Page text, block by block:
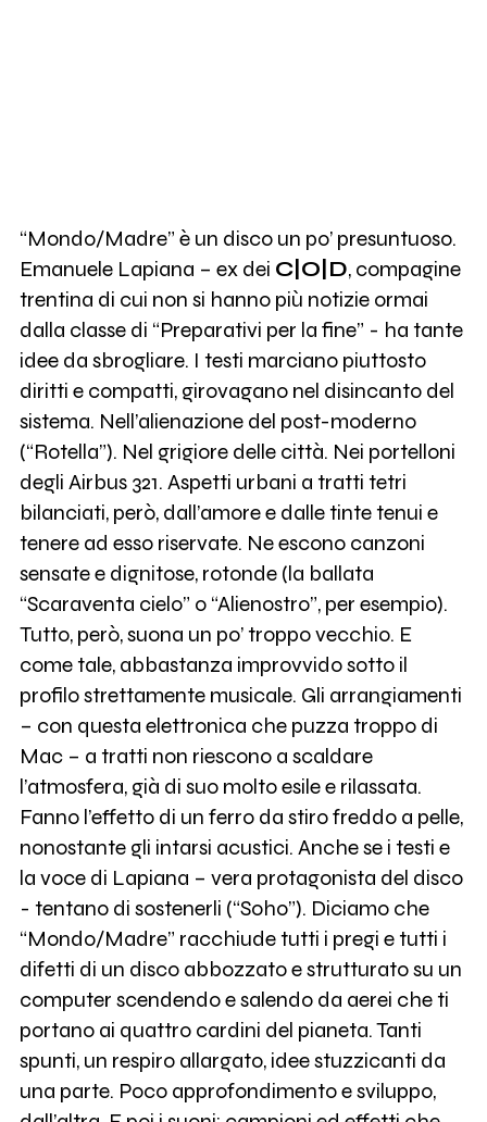
“Mondo/Madre” è un disco un po’ presuntuoso.
Emanuele Lapiana – ex dei C|O|D, compagine
trentina di cui non si hanno più notizie ormai
dalla classe di “Preparativi per la fine” - ha tante
idee da sbrogliare. I testi marciano piuttosto
diritti e compatti, girovagano nel disincanto del
sistema. Nell’alienazione del post-moderno
(“Rotella”). Nel grigiore delle città. Nei portelloni
degli Airbus 321. Aspetti urbani a tratti tetri
bilanciati, però, dall’amore e dalle tinte tenui e
tenere ad esso riservate. Ne escono canzoni
sensate e dignitose, rotonde (la ballata
“Scaraventa cielo” o “Alienostro”, per esempio).
Tutto, però, suona un po’ troppo vecchio. E
come tale, abbastanza improvvido sotto il
profilo strettamente musicale. Gli arrangiamenti
– con questa elettronica che puzza troppo di
Mac – a tratti non riescono a scaldare
l’atmosfera, già di suo molto esile e rilassata.
Fanno l’effetto di un ferro da stiro freddo a pelle,
nonostante gli intarsi acustici. Anche se i testi e
la voce di Lapiana – vera protagonista del disco
- tentano di sostenerli (“Soho”). Diciamo che
“Mondo/Madre” racchiude tutti i pregi e tutti i
difetti di un disco abbozzato e strutturato su un
computer scendendo e salendo da aerei che ti
portano ai quattro cardini del pianeta. Tanti
spunti, un respiro allargato, idee stuzzicanti da
una parte. Poco approfondimento e sviluppo,